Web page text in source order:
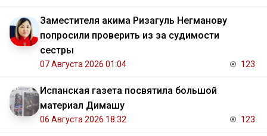
Заместителя акима Ризагуль Негманову
попросили проверить из за судимости
сестры
07 Августа 2026 01:04 123
Испанская газета посвятила большой
материал Димашу
06 Августа 2026 18:32 123